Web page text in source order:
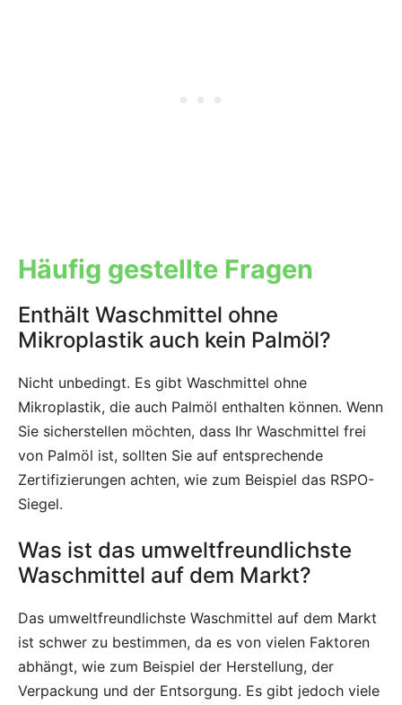
Häufig gestellte Fragen
Enthält Waschmittel ohne
Mikroplastik auch kein Palmöl?
Nicht unbedingt. Es gibt Waschmittel ohne
Mikroplastik, die auch Palmöl enthalten können. Wenn
Sie sicherstellen möchten, dass Ihr Waschmittel frei
von Palmöl ist, sollten Sie auf entsprechende
Zertifizierungen achten, wie zum Beispiel das RSPO-
Siegel.
Was ist das umweltfreundlichste
Waschmittel auf dem Markt?
Das umweltfreundlichste Waschmittel auf dem Markt
ist schwer zu bestimmen, da es von vielen Faktoren
abhängt, wie zum Beispiel der Herstellung, der
Verpackung und der Entsorgung. Es gibt jedoch viele